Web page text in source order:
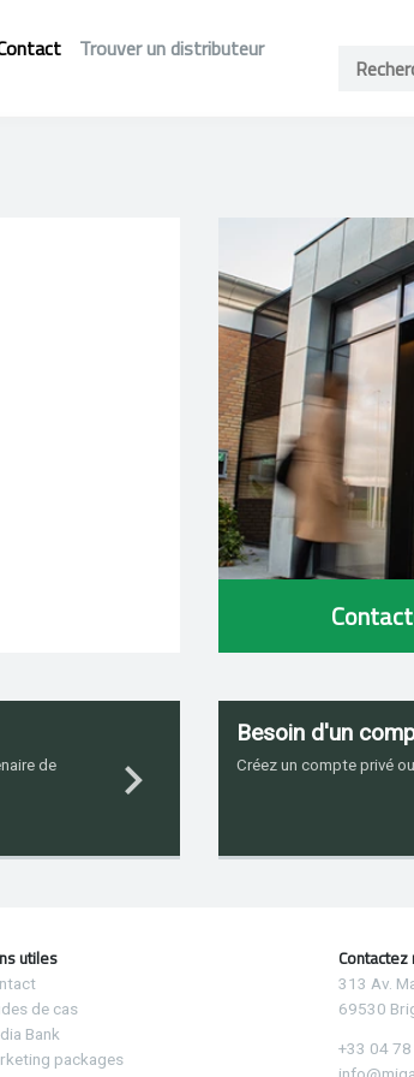
Trouver un distributeur
de
Besoin d'un
Créez un compte privé
utiles
de cas
Bank
packages
Contactez
313 Av.
69530
+33 04